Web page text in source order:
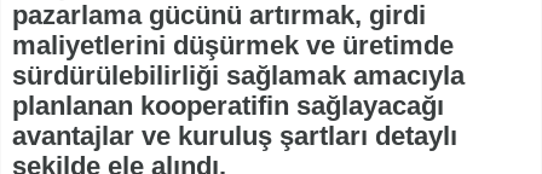
pazarlama gücünü artırmak, girdi
maliyetlerini düşürmek ve üretimde
sürdürülebilirliği sağlamak amacıyla
planlanan kooperatifin sağlayacağı
avantajlar ve kuruluş şartları detaylı
şekilde ele alındı.